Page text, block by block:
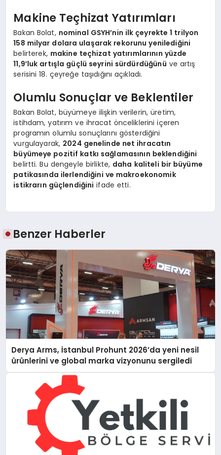
Makine Teçhizat Yatırımları
Bakan Bolat, nominal GSYH’nin ilk çeyrekte 1 trilyon
158 milyar dolara ulaşarak rekorunu yenilediğini
belirterek, makine teçhizat yatırımlarının yüzde
11,9’luk artışla güçlü seyrini sürdürdüğünü ve artış
serisini 18. çeyreğe taşıdığını açıkladı.
Olumlu Sonuçlar ve Beklentiler
Bakan Bolat, büyümeye ilişkin verilerin, üretim,
istihdam, yatırım ve ihracat önceliklerini içeren
programın olumlu sonuçlarını gösterdiğini
vurgulayarak, 2024 genelinde net ihracatın
büyümeye pozitif katkı sağlamasının beklendiğini
belirtti. Bu dengeyle birlikte, daha kaliteli bir büyüme
patikasında ilerlendiğini ve makroekonomik
istikrarın güçlendiğini ifade etti.
Benzer Haberler
Derya Arms, İstanbul Prohunt 2026’da yeni nesil
ürünlerini ve global marka vizyonunu sergiledi